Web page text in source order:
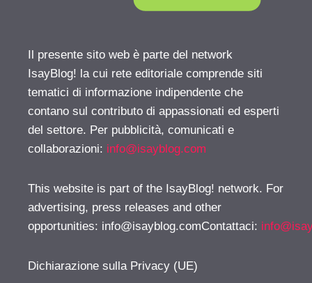
Il presente sito web è parte del network
IsayBlog! la cui rete editoriale comprende siti
tematici di informazione indipendente che
contano sul contributo di appassionati ed esperti
del settore. Per pubblicità, comunicati e
collaborazioni: info@isayblog.com
This website is part of the IsayBlog! network. For
advertising, press releases and other
opportunities: info@isayblog.comContattaci:
Dichiarazione sulla Privacy (UE)